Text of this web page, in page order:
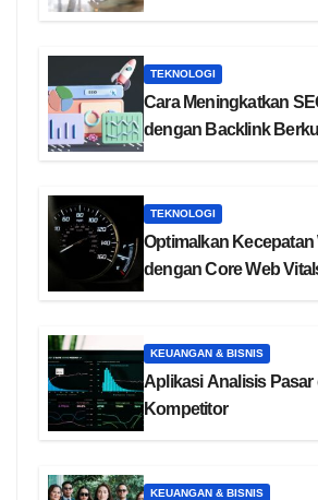
TEKNOLOGI
Cara Meningkatkan
dengan Backlink
TEKNOLOGI
Optimalkan Kecepatan
dengan Core Web
KEUANGAN & BISNIS
Aplikasi Analisis Pasar
Kompetitor
KEUANGAN & BISNIS